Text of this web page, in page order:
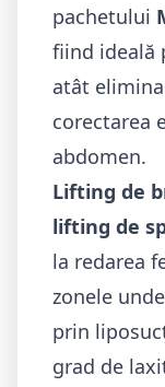
pachetului
fiind ideală
atât
corectarea
abdomen.
Lifting de
lifting de
la redarea
zonele
prin
grad de